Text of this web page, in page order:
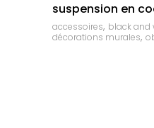
suspension en
accessoires, black and
décorations murales,